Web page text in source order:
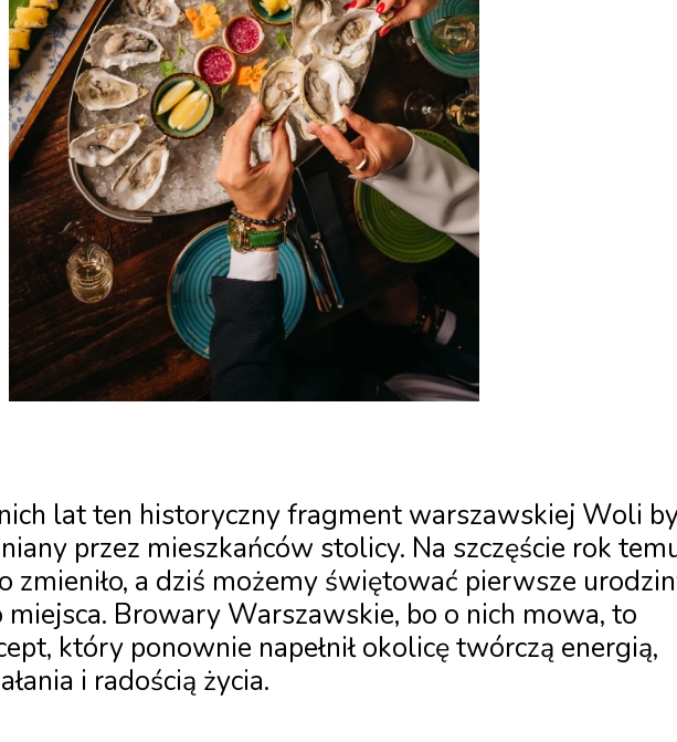
lat ten historyczny fragment warszawskiej Woli
przez mieszkańców stolicy. Na szczęście rok
zmieniło, a dziś możemy świętować pierwsze
Browary Warszawskie, bo o nich mowa, to
który ponownie napełnił okolicę twórczą energią,
i radością życia.